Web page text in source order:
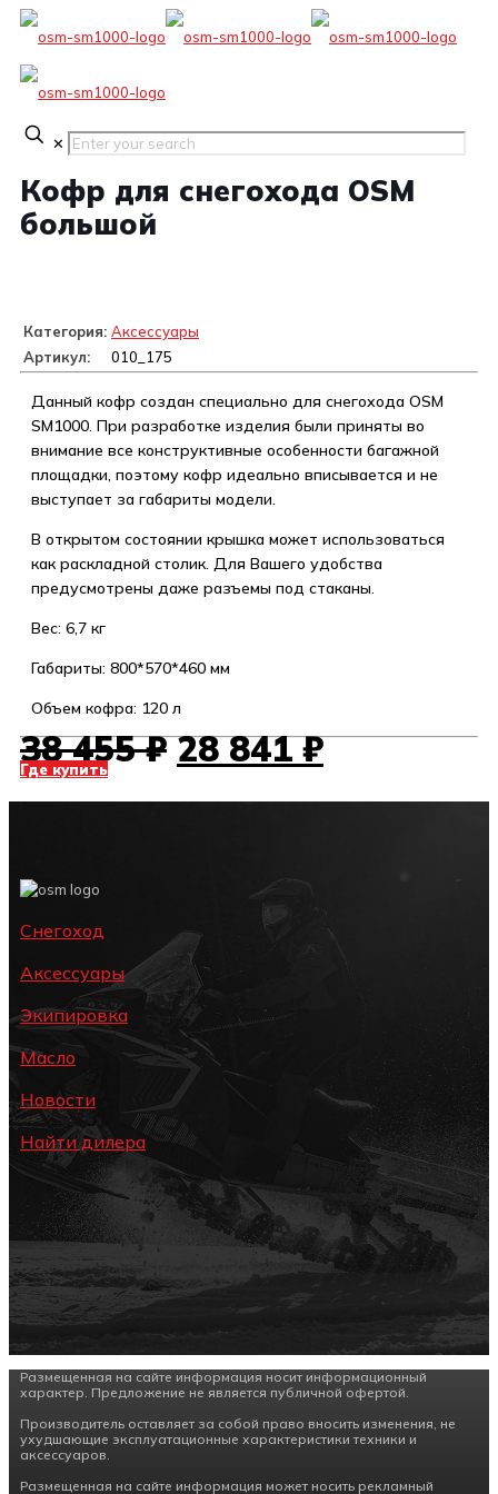
✕
Кофр для снегохода OSM
большой
Категория: Аксессуары
Артикул:
010_175
Данный кофр создан специально для снегохода OSM
SM1000. При разработке изделия были приняты во
внимание все конструктивные особенности багажной
площадки, поэтому кофр идеально вписывается и не
выступает за габариты модели.
В открытом состоянии крышка может использоваться
как раскладной столик. Для Вашего удобства
предусмотрены даже разъемы под стаканы.
Вес: 6,7 кг
Габариты: 800*570*460 мм
Объем кофра: 120 л
38 455₽ Первоначальная
цена
38 455 ₽.
28 841₽Текущая
цена:
Где купить
Снегоход
Аксессуары
Экипировка
Масло
Новости
Найти дилера
Размещенная на сайте информация носит информационный
характер. Предложение не является публичной офертой.
Производитель оставляет за собой право вносить изменения, не
ухудшающие эксплуатационные характеристики техники и
аксессуаров.
Размещенная на сайте информация может носить рекламный